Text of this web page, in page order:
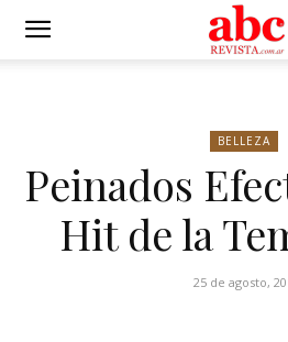
BELLEZA
Peinados
Hit de la
25 de agosto,